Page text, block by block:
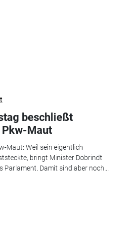
beschließt
Maut
Maut: Weil sein eigentlich
bringt Minister Dobrindt
Damit sind aber noch...